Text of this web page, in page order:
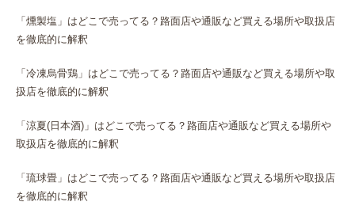
「燻製塩」はどこで売ってる？路面店や通販など買える場所や取扱店
を徹底的に解釈
「冷凍烏骨鶏」はどこで売ってる？路面店や通販など買える場所や取
扱店を徹底的に解釈
「涼夏(日本酒)」はどこで売ってる？路面店や通販など買える場所や
取扱店を徹底的に解釈
「琉球畳」はどこで売ってる？路面店や通販など買える場所や取扱店
を徹底的に解釈